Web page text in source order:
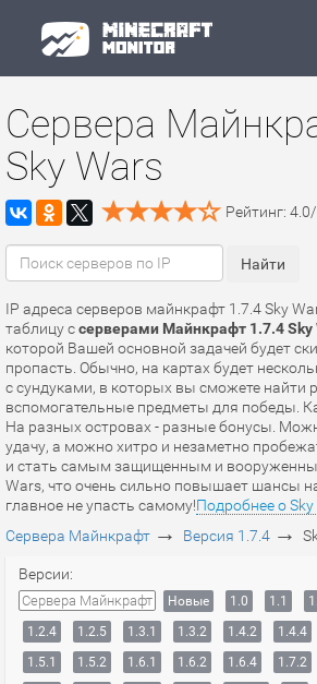
Сервера
Sky Wars
Рейтинг: 4.0/
IP адреса серверов майнкрафт 1.7.4 Sky
таблицу ссерверами Майнкрафт 1.7.4 Sky
которой Вашей основной задачей будет
пропасть. Обычно, на картах будет
с сундуками, в которых вы сможете найти
вспомогательные предметы для победы.
На разных островах - разные бонусы.
удачу, а можно хитро и незаметно
и стать самым защищенным и
Wars, что очень сильно повышает шансы
главное не упасть самому!Подробнее о
Сервера Майнкрафт → Версия 1.7.4 →
Версии:
Сервера Майнкрафт Новые 1.0 1.1
1.2.4
1.2.5 1.3.1 1.3.2 1.4.2 1.4.4
1.5.1
1.5.2 1.6.1 1.6.2 1.6.4 1.7.2